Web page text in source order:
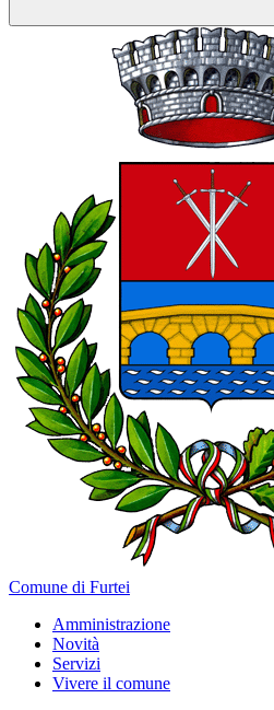
Comune di Furtei
Amministrazione
Novità
Servizi
Vivere il comune